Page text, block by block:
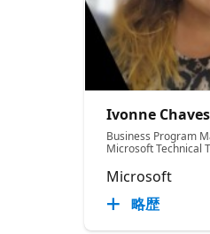
Ivonne
Business Program
Microsoft Technical
Microsoft
略歴